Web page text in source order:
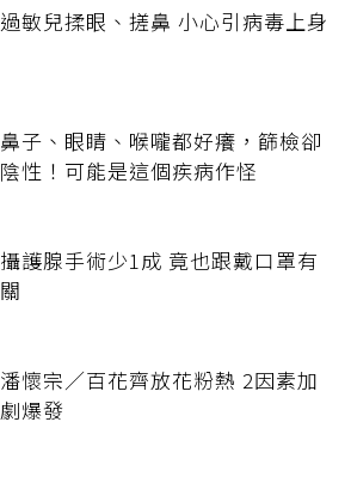
過敏兒揉眼、搓鼻 小心引病毒上身
鼻子、眼睛、喉嚨都好癢，篩檢卻
陰性！可能是這個疾病作怪
攝護腺手術少1成 竟也跟戴口罩有
關
潘懷宗／百花齊放花粉熱 2因素加
劇爆發